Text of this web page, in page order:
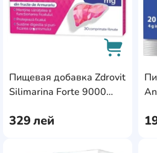
Пищевая добавка Zdrovit
Silimarina Forte 9000
329лей